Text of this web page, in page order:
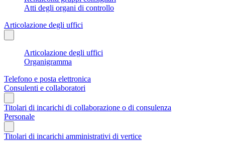
Atti degli organi di controllo
Articolazione degli uffici
Articolazione degli uffici
Organigramma
Telefono e posta elettronica
Consulenti e collaboratori
Titolari di incarichi di collaborazione o di consulenza
Personale
Titolari di incarichi amministrativi di vertice